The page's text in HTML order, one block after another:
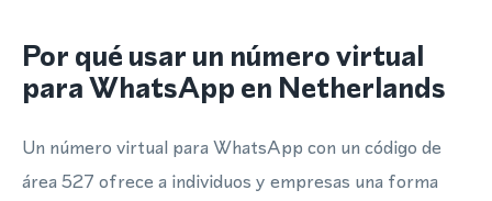
Por qué usar un número virtual
para WhatsApp en Netherlands
Un número virtual para WhatsApp con un código de
área 527 ofrece a individuos y empresas una forma